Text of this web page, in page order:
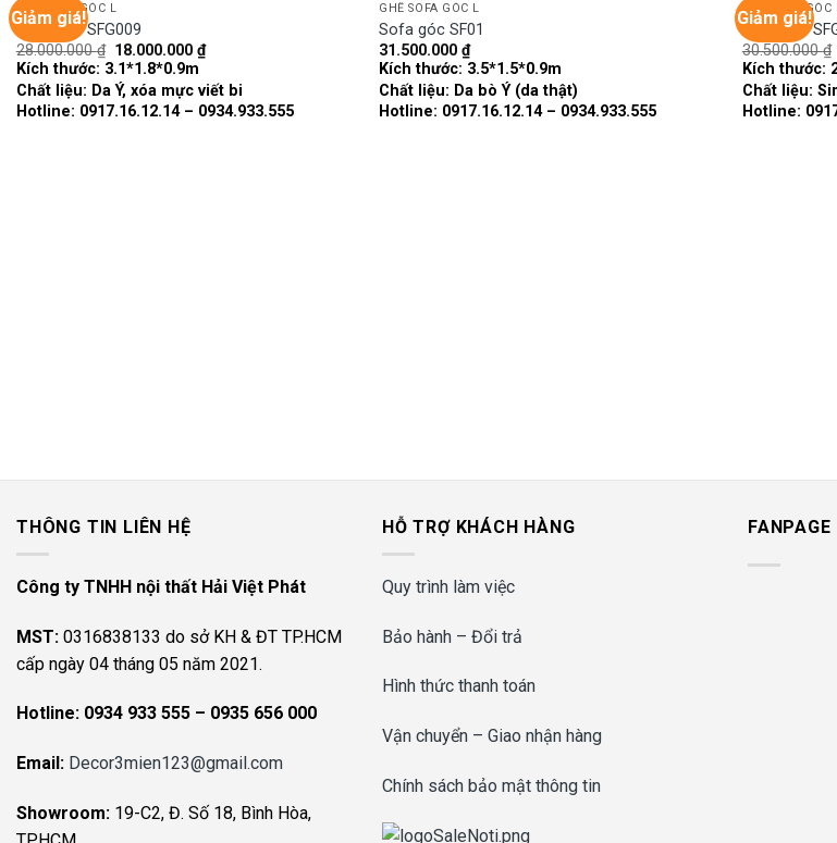
Giảm giá!
GHẾ SOFA GÓC L
Sofa góc SFG009
28.000.000₫ Giá
gốc
là:
28.000.000 ₫.
18.000.000₫Giá
hiện
tại
là:
18.000.000 ₫.
Kích thước: 3.1*1.8*0.9m
Chất liệu: Da Ý, xóa mực viết bi
Hotline: 0917.16.12.14 – 0934.933.555
GHẾ SOFA GÓC L
Sofa góc SF01
31.500.000₫
Kích thước: 3.5*1.5*0.9m
Chất liệu: Da bò Ý (da thật)
Hotline: 0917.16.12.14 – 0934.933.555
Giảm giá!
GHẾ SOFA GÓC
Sofa góc
30.500.000₫
Kích thước:
Chất liệu:
Hotline:
THÔNG TIN LIÊN HỆ
Công ty TNHH nội thất Hải Việt Phát
MST: 0316838133 do sở KH & ĐT TP.HCM
cấp ngày 04 tháng 05 năm 2021.
Hotline: 0934 933 555 – 0935 656 000
Email: Decor3mien123@gmail.com
Showroom: 19-C2, Đ. Số 18, Bình Hòa,
HỖ TRỢ KHÁCH HÀNG
Quy trình làm việc
Bảo hành – Đổi trả
Hình thức thanh toán
Vận chuyển – Giao nhận hàng
Chính sách bảo mật thông tin
FANPAGE